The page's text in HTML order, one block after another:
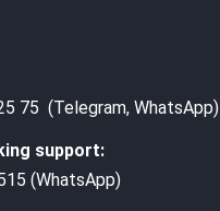
75 (Telegram, WhatsApp)
support:
(WhatsApp)